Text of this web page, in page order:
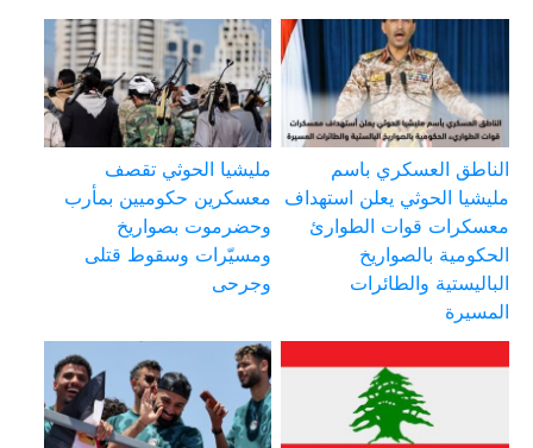
الناطق العسكري باسم
مليشيا الحوثي يعلن استهداف
معسكرات قوات الطوارئ
الحكومية بالصواريخ
الباليستية والطائرات
المسيرة
مليشيا الحوثي تقصف
معسكرين حكوميين بمأرب
وحضرموت بصواريخ
ومسيّرات وسقوط قتلى
وجرحى